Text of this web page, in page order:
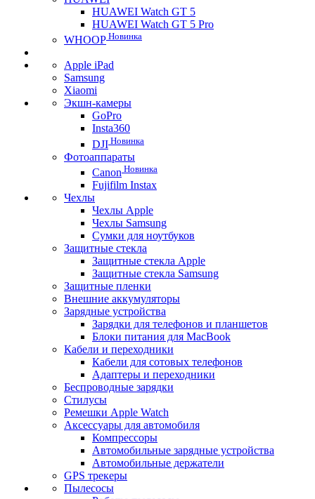
HUAWEI Watch GT 5
HUAWEI Watch GT 5 Pro
WHOOP Новинка
Apple iPad
Samsung
Xiaomi
Экшн-камеры
GoPro
Insta360
DJI Новинка
Фотоаппараты
Canon Новинка
Fujifilm Instax
Чехлы
Чехлы Apple
Чехлы Samsung
Сумки для ноутбуков
Защитные стекла
Защитные стекла Apple
Защитные стекла Samsung
Защитные пленки
Внешние аккумуляторы
Зарядные устройства
Зарядки для телефонов и планшетов
Блоки питания для MacBook
Кабели и переходники
Кабели для сотовых телефонов
Адаптеры и переходники
Беспроводные зарядки
Стилусы
Ремешки Apple Watch
Аксессуары для автомобиля
Компрессоры
Автомобильные зарядные устройства
Автомобильные держатели
GPS трекеры
Пылесосы